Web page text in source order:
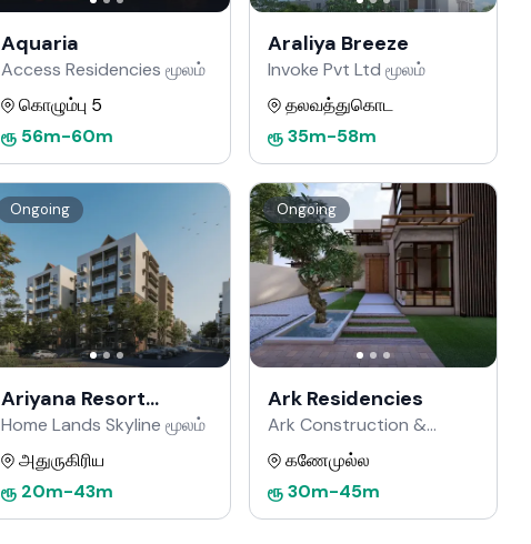
Aquaria
Access Residencies மூலம்
கொழும்பு 5
ரூ 56m-60m
Araliya Breeze
Invoke Pvt Ltd மூலம்
தலவத்துகொட
ரூ35m-58m
Ongoing
Ariyana Resort
Apartments
Home Lands Skyline மூலம்
அதுருகிரிய
ரூ 20m-43m
Ongoing
Ark Residencies
Ark Construction &
Developers மூலம்
கணேமுல்ல
ரூ30m-45m